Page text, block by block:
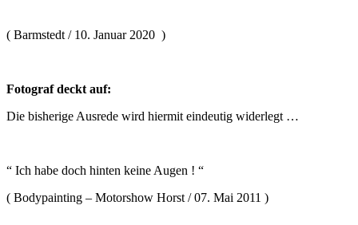
( Barmstedt / 10. Januar 2020 )
Fotograf deckt auf:
Die bisherige Ausrede wird hiermit eindeutig widerlegt …
“ Ich habe doch hinten keine Augen ! “
( Bodypainting – Motorshow Horst / 07. Mai 2011 )